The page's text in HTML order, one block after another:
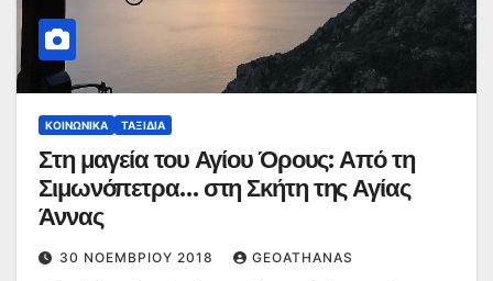
ΚΟΙΝΩΝΙΚΆ ΤΑΞΊΔΙΑ
Στη μαγεία του Αγίου Όρους: Από τη
Σιμωνόπετρα… στη Σκήτη της Αγίας
Άννας
30 ΝΟΕΜΒΡΊΟΥ 2018 GEOATHANAS